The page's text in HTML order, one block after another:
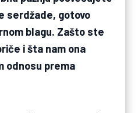
serdžade, gotovo
blagu. Zašto ste
i šta nam ona
odnosu prema